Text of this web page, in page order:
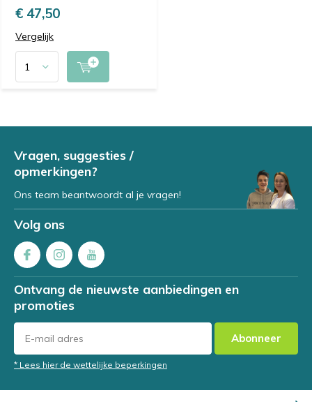
€ 47,50
Vergelijk
Vragen, suggesties /
opmerkingen?
Ons team beantwoordt al je vragen!
Volg ons
Ontvang de nieuwste aanbiedingen en
promoties
Abonneer
* Lees hier de wettelijke beperkingen